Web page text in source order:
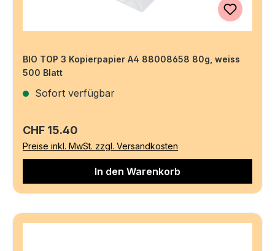
BIO TOP 3 Kopierpapier A4 88008658 80g, weiss
500 Blatt
Sofort verfügbar
Regulärer Preis:
CHF 15.40
Preise inkl. MwSt. zzgl. Versandkosten
In den Warenkorb